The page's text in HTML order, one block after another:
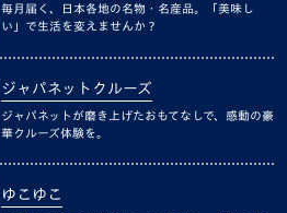
毎月届く、日本各地の名物・名産品。「美味し
い」で生活を変えませんか？
ジャパネットクルーズ
ジャパネットが磨き上げたおもてなしで、感動の豪
華クルーズ体験を。
ゆこゆこ